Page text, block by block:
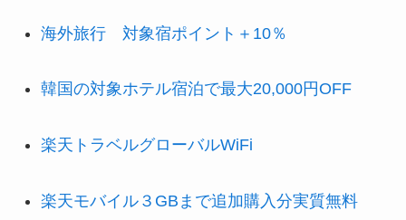
海外旅行 対象宿ポイント＋10％
韓国の対象ホテル宿泊で最大20,000円OFF
楽天トラベルグローバルWiFi
楽天モバイル３GBまで追加購入分実質無料